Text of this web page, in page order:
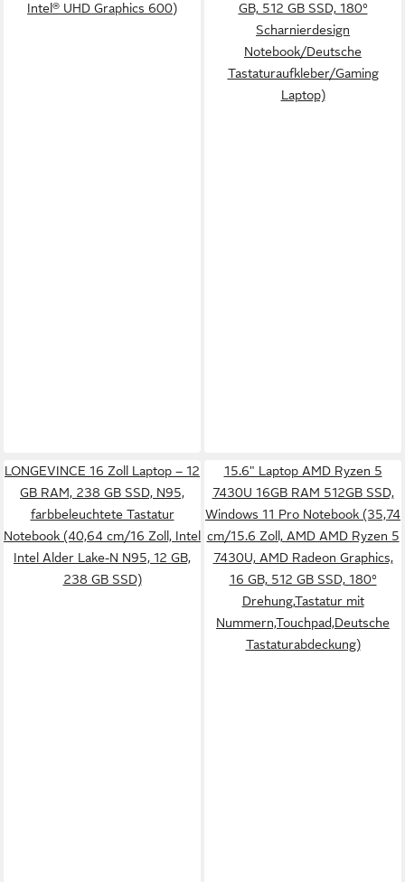
Intel® UHD Graphics 600)
GB, 512 GB SSD, 180°
Scharnierdesign
Notebook/Deutsche
Tastaturaufkleber/Gaming
Laptop)
LONGEVINCE 16 Zoll Laptop – 12
GB RAM, 238 GB SSD, N95,
farbbeleuchtete Tastatur
Notebook (40,64 cm/16 Zoll, Intel
Intel Alder Lake-N N95, 12 GB,
238 GB SSD)
15.6" Laptop AMD Ryzen 5
7430U 16GB RAM 512GB SSD,
Windows 11 Pro Notebook (35,74
cm/15.6 Zoll, AMD AMD Ryzen 5
7430U, AMD Radeon Graphics,
16 GB, 512 GB SSD, 180°
Drehung,Tastatur mit
Nummern,Touchpad,Deutsche
Tastaturabdeckung)